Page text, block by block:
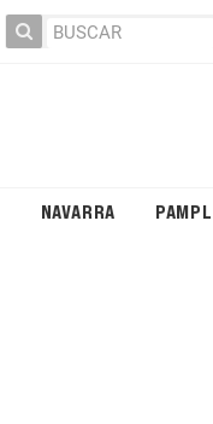
NAVARRA